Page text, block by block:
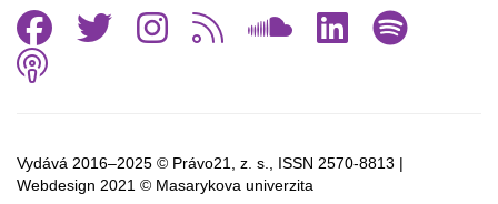
Vydává 2016–2025 © Právo21, z. s., ISSN 2570-8813 |
Webdesign 2021 © Masarykova univerzita
Facebook
Twitter
Instagram
RSS
Podcast